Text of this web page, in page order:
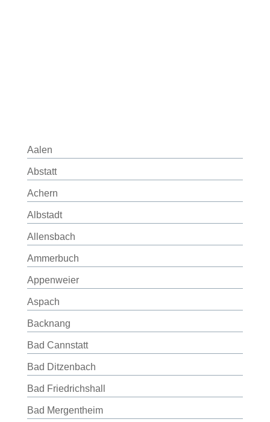
Aalen
Abstatt
Achern
Albstadt
Allensbach
Ammerbuch
Appenweier
Aspach
Backnang
Bad Cannstatt
Bad Ditzenbach
Bad Friedrichshall
Bad Mergentheim